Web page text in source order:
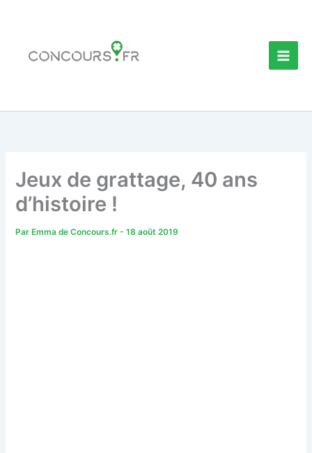
Jeux de grattage, 40 ans
d’histoire !
Par Emma de Concours.fr-18 août 2019